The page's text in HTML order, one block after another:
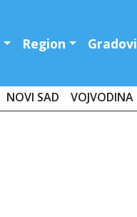
Region Gradovi
NOVI SAD VOJVODINA